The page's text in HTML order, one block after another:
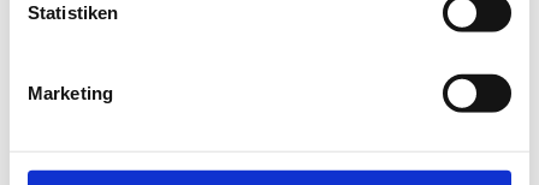
Statistiken
Marketing